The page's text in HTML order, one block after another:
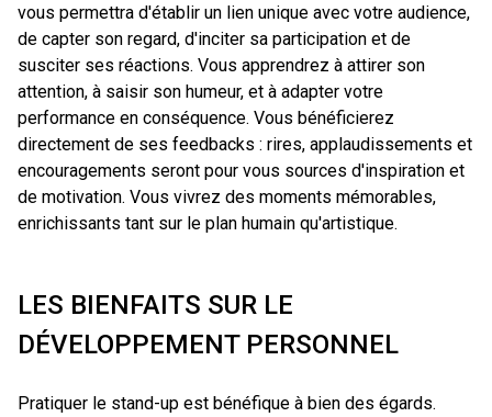
vous permettra d'établir un lien unique avec votre audience,
de capter son regard, d'inciter sa participation et de
susciter ses réactions. Vous apprendrez à attirer son
attention, à saisir son humeur, et à adapter votre
performance en conséquence. Vous bénéficierez
directement de ses feedbacks : rires, applaudissements et
encouragements seront pour vous sources d'inspiration et
de motivation. Vous vivrez des moments mémorables,
enrichissants tant sur le plan humain qu'artistique.
LES BIENFAITS SUR LE
DÉVELOPPEMENT PERSONNEL
Pratiquer le stand-up est bénéfique à bien des égards.